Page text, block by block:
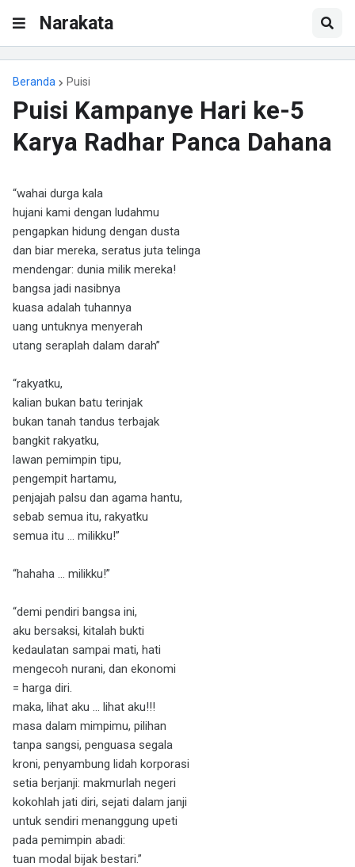
Narakata
Beranda Puisi
Puisi Kampanye Hari ke-5
Karya Radhar Panca Dahana
“wahai durga kala
hujani kami dengan ludahmu
pengapkan hidung dengan dusta
dan biar mereka, seratus juta telinga
mendengar: dunia milik mereka!
bangsa jadi nasibnya
kuasa adalah tuhannya
uang untuknya menyerah
utang seraplah dalam darah”
“rakyatku,
kalian bukan batu terinjak
bukan tanah tandus terbajak
bangkit rakyatku,
lawan pemimpin tipu,
pengempit hartamu,
penjajah palsu dan agama hantu,
sebab semua itu, rakyatku
semua itu … milikku!”
“hahaha … milikku!”
“demi pendiri bangsa ini,
aku bersaksi, kitalah bukti
kedaulatan sampai mati, hati
mengecoh nurani, dan ekonomi
= harga diri.
maka, lihat aku … lihat aku!!!
masa dalam mimpimu, pilihan
tanpa sangsi, penguasa segala
kroni, penyambung lidah korporasi
setia berjanji: makmurlah negeri
kokohlah jati diri, sejati dalam janji
untuk sendiri menanggung upeti
pada pemimpin abadi:
tuan modal bijak bestari.”